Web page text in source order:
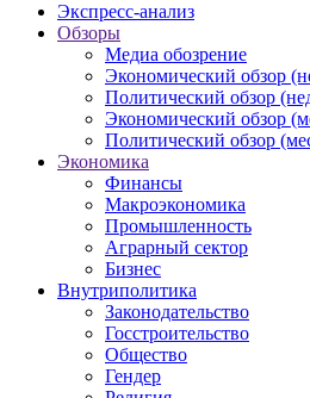
Экспресс-анализ
Обзоры
Медиа обозрение
Экономический обзор
Политический обзор
Экономический обзор
Политический обзор
Экономика
Финансы
Макроэкономика
Промышленность
Аграрный сектор
Бизнес
Внутриполитика
Законодательство
Госстроительство
Общество
Гендер